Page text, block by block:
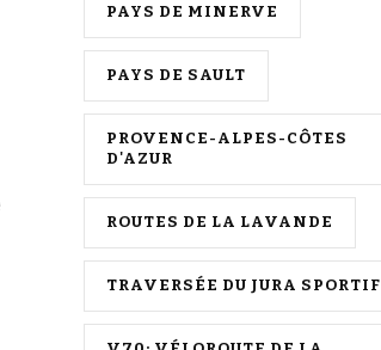
PAYS DE MINERVE
PAYS DE SAULT
PROVENCE-ALPES-CÔTES
D'AZUR
ROUTES DE LA LAVANDE
TRAVERSÉE DU JURA SPORTIF